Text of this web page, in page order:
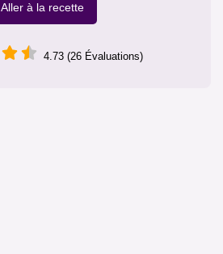
Aller à la recette
4.73 (26 Évaluations)